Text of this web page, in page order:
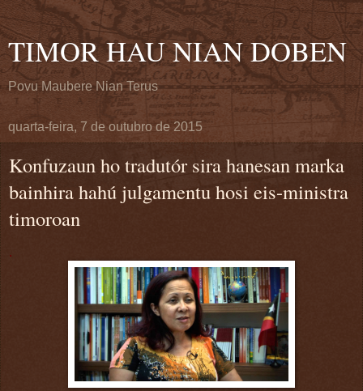
TIMOR HAU NIAN DOBEN
Povu Maubere Nian Terus
quarta-feira, 7 de outubro de 2015
Konfuzaun ho tradutór sira hanesan marka
bainhira hahú julgamentu hosi eis-ministra
timoroan
.